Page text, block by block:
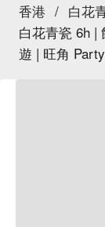
香港 / 白花
白花青瓷 6h |
遊 | 旺角